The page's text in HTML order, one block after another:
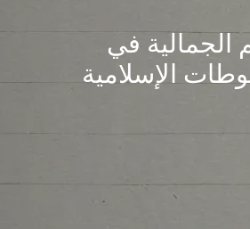
الجمالية في
الإسلامية